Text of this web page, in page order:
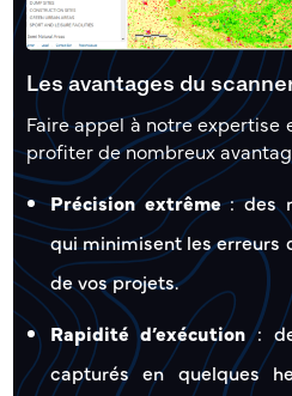
Les avantages du
Faire appel à notre expertise
profiter de nombreux
Précision extrême: des
qui minimisent les erreurs
de vos projets.
Rapidité d’exécution:
capturés en quelques